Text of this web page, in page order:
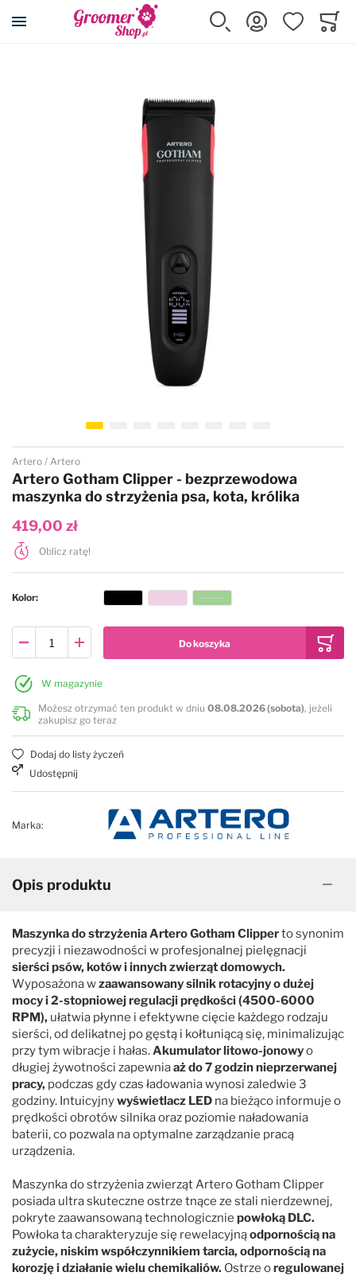
Przejdź na stronę główną
Szukaj Zaloguj sięUlubione
Przejdź na początek galerii
Artero Artero
Artero Gotham Clipper - bezprzewodowa
maszynka do strzyżenia psa, kota, królika
419,00 zł
Oblicz ratę!
Kolor
W magazynie
Możesz otrzymać ten produkt w dniu08.08.2026 (sobota), jeżeli
zakupisz go teraz
Dodaj do listy życzeń
Udostępnij
Marka:
Opis produktu
Maszynka do strzyżenia Artero Gotham Clipperto synonim
precyzji i niezawodności w profesjonalnej pielęgnacji
sierści psów, kotów i innych zwierząt domowych.
Wyposażona wzaawansowany silnik rotacyjny o dużej
mocy i 2-stopniowej regulacji prędkości (4500-6000
RPM), ułatwia płynne i efektywne cięcie każdego rodzaju
sierści, od delikatnej po gęstą i kołtuniącą się, minimalizując
przy tym wibracje i hałas. Akumulator litowo-jonowyo
długiej żywotności zapewniaaż do 7 godzin nieprzerwanej
pracy, podczas gdy czas ładowania wynosi zaledwie 3
godziny. Intuicyjnywyświetlacz LED na bieżąco informuje o
prędkości obrotów silnika oraz poziomie naładowania
baterii, co pozwala na optymalne zarządzanie pracą
urządzenia.
Maszynka do strzyżenia zwierząt Artero Gotham Clipper
posiada ultra skuteczne ostrze tnące ze stali nierdzewnej,
pokryte zaawansowaną technologicznie powłoką DLC.
Powłoka ta charakteryzuje się rewelacyjnąodpornością na
zużycie, niskim współczynnikiem tarcia, odpornością na
korozję i działanie wielu chemikaliów. Ostrze oregulowanej